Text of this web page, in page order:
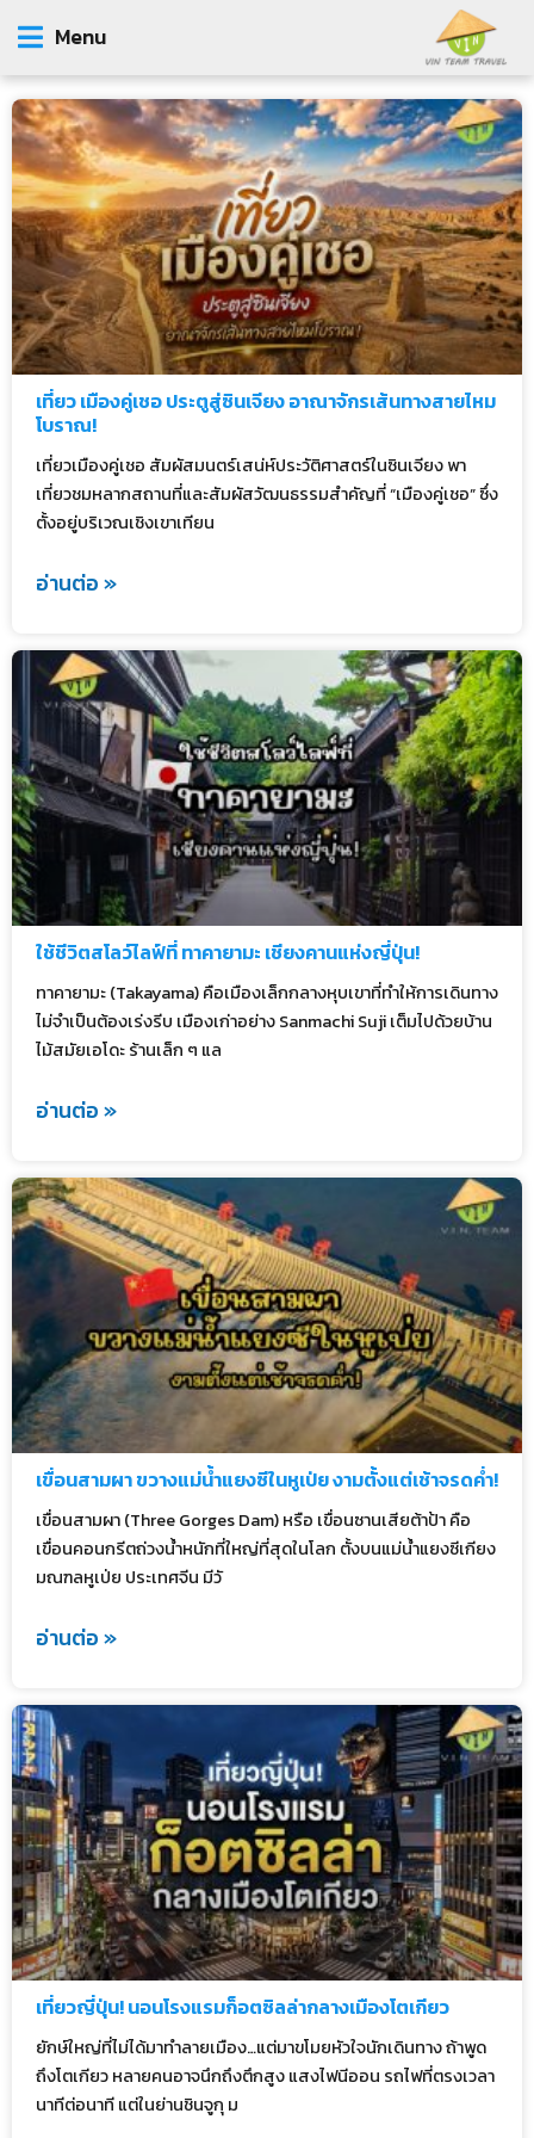
Menu
เที่ยว เมืองคู่เชอ ประตูสู่ซินเจียง อาณาจักรเส้นทางสายไหม
โบราณ!
เที่ยวเมืองคู่เชอ สัมผัสมนตร์เสน่ห์ประวัติศาสตร์ในซินเจียง พา
เที่ยวชมหลากสถานที่และสัมผัสวัฒนธรรมสำคัญที่ “เมืองคู่เชอ” ซึ่ง
ตั้งอยู่บริเวณเชิงเขาเทียน
อ่านต่อ »
ใช้ชีวิตสโลว์ไลฟ์ที่ ทาคายามะ เชียงคานแห่งญี่ปุ่น!
ทาคายามะ (Takayama) คือเมืองเล็กกลางหุบเขาที่ทำให้การเดินทาง
ไม่จำเป็นต้องเร่งรีบ เมืองเก่าอย่าง Sanmachi Suji เต็มไปด้วยบ้าน
ไม้สมัยเอโดะ ร้านเล็ก ๆ แล
อ่านต่อ »
เขื่อนสามผา ขวางแม่น้ำแยงซีในหูเป่ย งามตั้งแต่เช้าจรดค่ำ!
เขื่อนสามผา (Three Gorges Dam) หรือ เขื่อนซานเสียต้าป้า คือ
เขื่อนคอนกรีตถ่วงน้ำหนักที่ใหญ่ที่สุดในโลก ตั้งบนแม่น้ำแยงซีเกียง
มณฑลหูเป่ย ประเทศจีน มีวั
อ่านต่อ »
เที่ยวญี่ปุ่น! นอนโรงแรมก็อตซิลล่ากลางเมืองโตเกียว
ยักษ์ใหญ่ที่ไม่ได้มาทำลายเมือง…แต่มาขโมยหัวใจนักเดินทาง ถ้าพูด
ถึงโตเกียว หลายคนอาจนึกถึงตึกสูง แสงไฟนีออน รถไฟที่ตรงเวลา
นาทีต่อนาที แต่ในย่านชินจูกุ ม